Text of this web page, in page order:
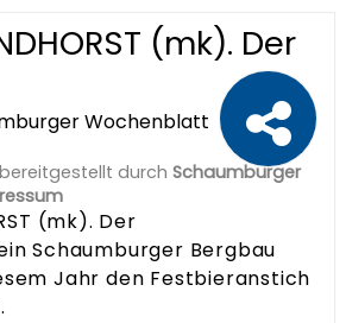
(mk). Der
Wochenblatt
durch Schaumburger
(mk). Der
Schaumburger Bergbau
Jahr den Festbieranstich